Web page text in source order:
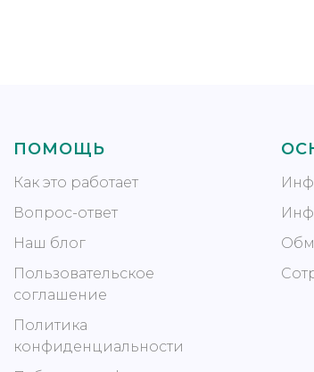
ПОМОЩЬ
Как это работает
Вопрос-ответ
Наш блог
Пользовательское
соглашение
Политика
конфиденциальности